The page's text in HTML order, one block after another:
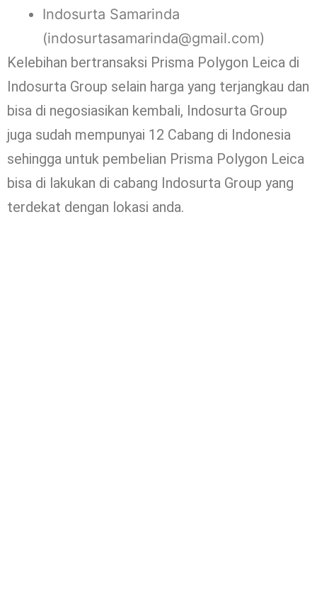
Indosurta Samarinda
(indosurtasamarinda@gmail.com)
Kelebihan bertransaksi Prisma Polygon Leica di
Indosurta Group selain harga yang terjangkau dan
bisa di negosiasikan kembali, Indosurta Group
juga sudah mempunyai 12 Cabang di Indonesia
sehingga untuk pembelian Prisma Polygon Leica
bisa di lakukan di cabang Indosurta Group yang
terdekat dengan lokasi anda.